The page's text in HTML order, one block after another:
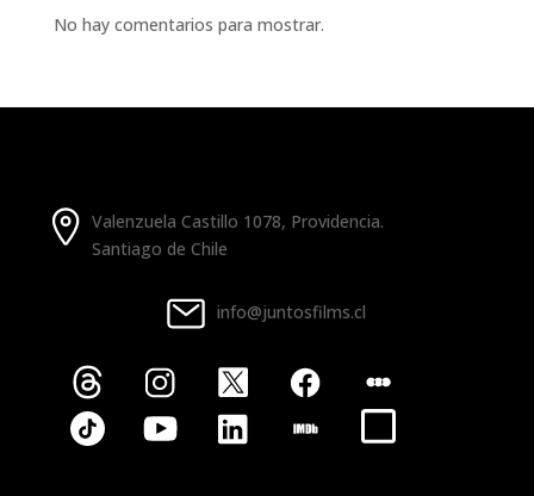
No hay comentarios para mostrar.
Valenzuela Castillo 1078, Providencia.
Santiago de Chile
info@juntosfilms.cl